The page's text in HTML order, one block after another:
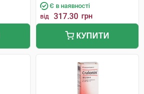
Є в наявності
від 317.30 грн
КУПИТИ